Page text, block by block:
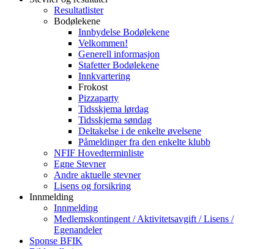
Resultatlister
Bodølekene
Innbydelse Bodølekene
Velkommen!
Generell informasjon
Stafetter Bodølekene
Innkvartering
Frokost
Pizzaparty
Tidsskjema lørdag
Tidsskjema søndag
Deltakelse i de enkelte øvelsene
Påmeldinger fra den enkelte klubb
NFIF Hovedterminliste
Egne Stevner
Andre aktuelle stevner
Lisens og forsikring
Innmelding
Innmelding
Medlemskontingent / Aktivitetsavgift / Lisens /
Egenandeler
Sponse BFIK